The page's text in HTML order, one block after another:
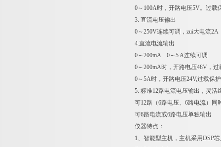
0～100A时，开路电压5V。过载
3. 直流电压输出
0～250V连续可调，zui大电流
4.直流电流输出
0～200mA 0～5 A连续可调
0～200mA时，开路电压48V，
0～5A时，开路电压24V,过载保
5. 标准12路电流电压输出，灵活
可12路（6路电压、6路电流）同
可6路电流或6路电压单独输出
仪器特点：
1、智能型主机，主机采用DSP